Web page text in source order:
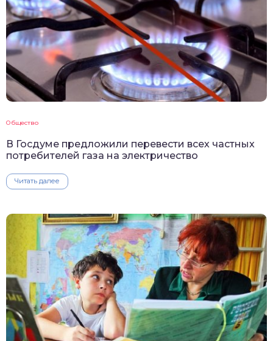
Общество
В Госдуме предложили перевести всех частных
потребителей газа на электричество
Читать далее